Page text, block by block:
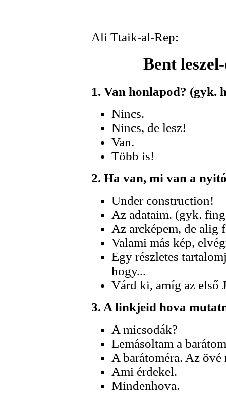
Ali Ttaik-al-Rep:
Bent
1. Van honlapod? (gyk.
Nincs.
Nincs, de lesz!
Van.
Több is!
2. Ha van, mi van a
Under construction!
Az adataim. (gyk.
Az arcképem, de alig
Valami más kép,
Egy részletes
hogy...
Várd ki, amíg az első
3. A linkjeid hova
A micsodák?
Lemásoltam a
A barátoméra. Az övé
Ami érdekel.
Mindenhova.